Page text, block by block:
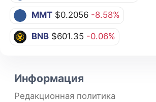
MMT $0.2056 -8.58%
BNB $601.35 -0.06%
Информация
Редакционная политика